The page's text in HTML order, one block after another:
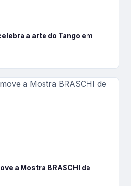
a arte do Tango em
a Mostra BRASCHI de